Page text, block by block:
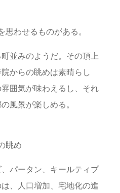
思わせるものがある。
並みのようだ。その頂上
からの眺めは素晴らし
囲気が味わえるし、それ
風景が楽しめる。
眺め
パータン、キールティプ
、人口増加、宅地化の進